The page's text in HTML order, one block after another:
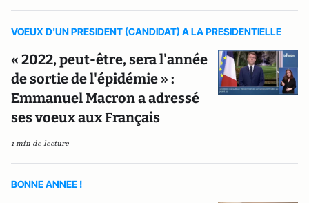
VOEUX D'UN PRESIDENT (CANDIDAT) A LA PRESIDENTIELLE
« 2022, peut-être, sera l'année
de sortie de l'épidémie » :
Emmanuel Macron a adressé
ses voeux aux Français
1 min de lecture
BONNE ANNEE !